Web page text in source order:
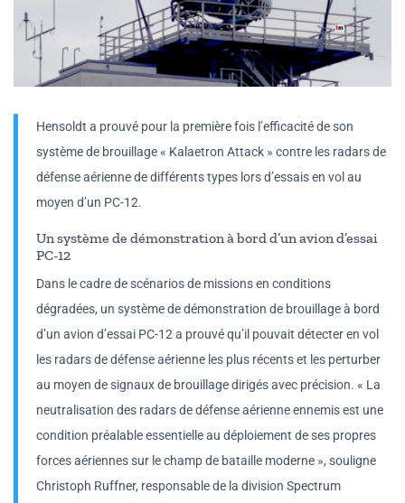
Hensoldt a prouvé pour la première fois l’efficacité de son
système de brouillage « Kalaetron Attack » contre les radars de
défense aérienne de différents types lors d’essais en vol au
moyen d’un PC-12.
Un système de démonstration à bord d’un avion d’essai
PC-12
Dans le cadre de scénarios de missions en conditions
dégradées, un système de démonstration de brouillage à bord
d’un avion d’essai PC-12 a prouvé qu’il pouvait détecter en vol
les radars de défense aérienne les plus récents et les perturber
au moyen de signaux de brouillage dirigés avec précision. « La
neutralisation des radars de défense aérienne ennemis est une
condition préalable essentielle au déploiement de ses propres
forces aériennes sur le champ de bataille moderne », souligne
Christoph Ruffner, responsable de la division Spectrum